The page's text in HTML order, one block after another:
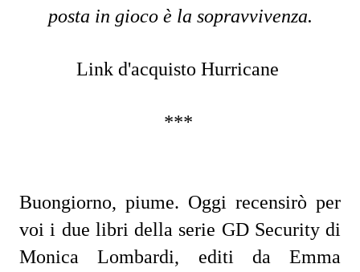
posta in gioco è la sopravvivenza.
Link d'acquisto Hurricane
***
Buongiorno, piume. Oggi recensirò per
voi i due libri della serie GD Security di
Monica Lombardi, editi da Emma